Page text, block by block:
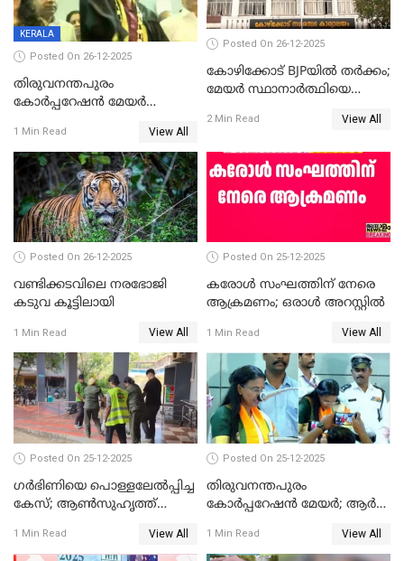
KERALA
Posted On 26-12-2025
തിരുവനന്തപുരം
കോര്‍പ്പറേഷന്‍ മേയര്‍
ഹൈക്കോടതിയിലേക്ക്;
സത്യപ്രതിജ്ഞ ചടങ്ങില്‍
ചട്ടലംഘനമെന്ന് പാർട്ടി
1 Min Read View All
Posted On 26-12-2025
കോഴിക്കോട് BJPയിൽ തർക്കം;
മേയർ സ്ഥാനാർത്ഥിയെ
2 Min Read View All
Posted On 26-12-2025
വണ്ടിക്കടവിലെ നരഭോജി
കടുവ കൂട്ടിലായി
1 Min Read View All
Posted On 25-12-2025
കരോള്‍ സംഘത്തിന് നേരെ
ആക്രമണം; ഒരാള്‍ അറസ്റ്റില്‍
1 Min Read View All
Posted On 25-12-2025
ഗര്‍ഭിണിയെ പൊള്ളലേല്‍പ്പിച്ച
കേസ്; ആണ്‍സുഹൃത്ത്
1 Min Read View All
Posted On 25-12-2025
തിരുവനന്തപുരം
കോര്‍പ്പറേഷന്‍ മേയർ; ആര്‍
1 Min Read View All